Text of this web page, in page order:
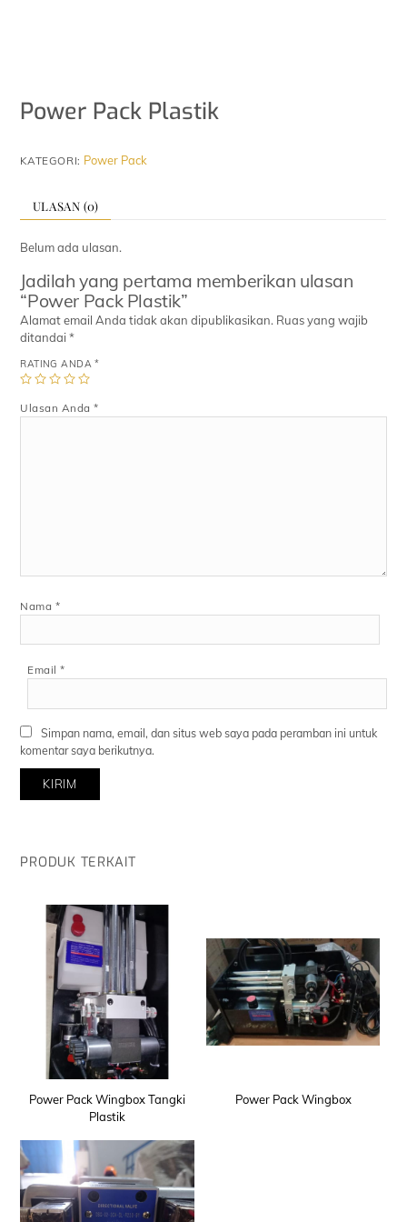
Power Pack Plastik
KATEGORI: Power Pack
ULASAN (0)
Belum ada ulasan.
Jadilah yang pertama memberikan ulasan
“Power Pack Plastik”
Alamat email Anda tidak akan dipublikasikan. Ruas yang wajib
ditandai*
RATING ANDA*
Ulasan Anda*
Nama *
Email*
Simpan nama, email, dan situs web saya pada peramban ini untuk
komentar saya berikutnya.
PRODUK TERKAIT
Power Pack Wingbox Tangki
Plastik
Power Pack Wingbox